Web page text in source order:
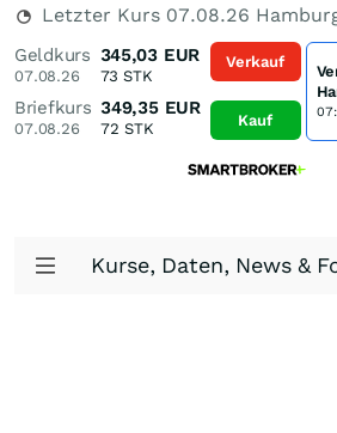
Letzter Kurs 07.08.26
Geldkurs
07.08.26
345,03 EUR
73 STK
Briefkurs
07.08.26
349,35 EUR
72 STK
Verkauf
Kauf
Kurse, Daten, News &